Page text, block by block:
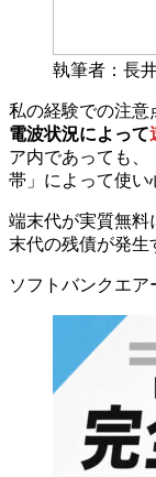
執筆者：長
私の経験での注意
電波状況によって
ア内であっても、
帯」によって使い
端末代が実質無料
末代の残債が発生
ソフトバンクエ